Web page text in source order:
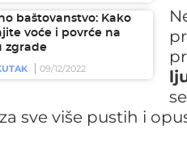
baštovanstvo: Kako
voće i povrće na
zgrade
09/12/2022
sve više pustih i